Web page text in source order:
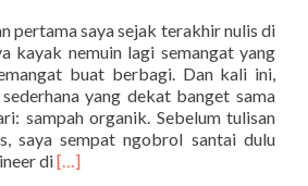
pertama saya sejak terakhir nulis di
kayak nemuin lagi semangat yang
buat berbagi. Dan kali ini,
yang dekat banget sama
sampah organik. Sebelum tulisan
saya sempat ngobrol santai dulu
diRead
[…]